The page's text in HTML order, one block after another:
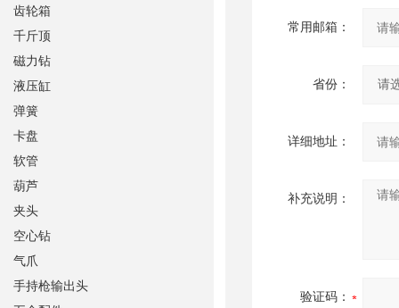
常用邮箱：
省份：
详细地址：
补充说明：
验证码：
齿轮箱
千斤顶
磁力钻
液压缸
弹簧
卡盘
软管
葫芦
夹头
空心钻
气爪
手持枪输出头